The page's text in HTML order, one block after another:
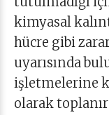
kimyasal
hücre gibi
uyarısında
işletmelerine
olarak